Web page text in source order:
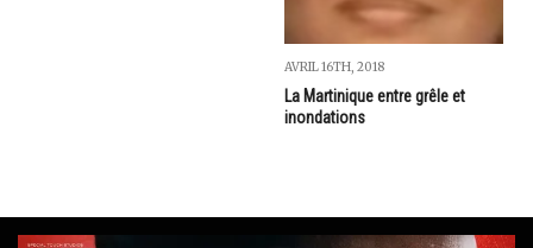
AVRIL 16TH, 2018
La Martinique entre grêle et
inondations